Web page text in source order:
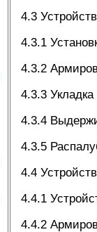
4.3
4.3.1
4.3.2
4.3.3
4.3.4
4.3.5
4.4
4.4.1
4.4.2